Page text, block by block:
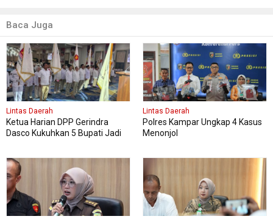
Baca Juga
Lintas Daerah
Ketua Harian DPP Gerindra
Dasco Kukuhkan 5 Bupati Jadi
Lintas Daerah
Polres Kampar Ungkap 4 Kasus
Menonjol